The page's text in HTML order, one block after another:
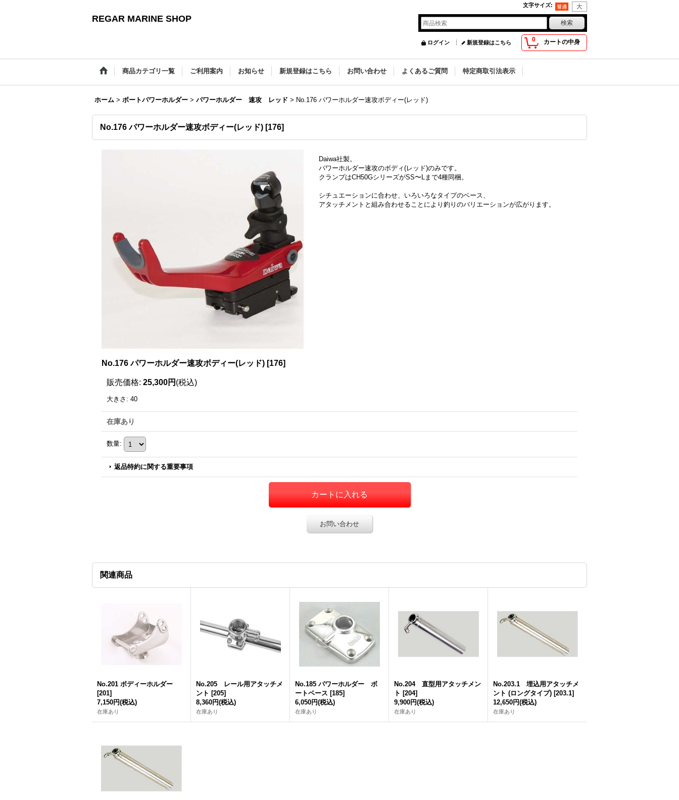
文字サイズ:
REGAR MARINE SHOP
0 カートの中身
ログイン 新規登録はこちら
商品カテゴリ一覧 ご利用案内 お知らせ 新規登録はこちら お問い合わせ よくあるご質問 特定商取引法表示
ホーム > ボートパワーホルダー > パワーホルダー 速攻 レッド > No.176 パワーホルダー速攻ボディー(レッド)
No.176 パワーホルダー速攻ボディー(レッド) [176]
Daiwa社製。
パワーホルダー速攻のボディ(レッド)のみです。
クランプはCH50GシリーズがSS〜Lまで4種同梱。
シチュエーションに合わせ、いろいろなタイプのベース、
アタッチメントと組み合わせることにより釣りのバリエーションが広がります。
No.176 パワーホルダー速攻ボディー(レッド) [176]
販売価格: 25,300円 (税込)
大きさ : 40
在庫あり
数量:
返品特約に関する重要事項
お問い合わせ
関連商品
No.201 ボディーホルダー
[201]
7,150円(税込)
在庫あり
No.205 レール用アタッチメ
ント [205]
8,360円(税込)
在庫あり
No.185 パワーホルダー ボ
ートベース [185]
6,050円(税込)
在庫あり
No.204 直型用アタッチメン
ト [204]
9,900円(税込)
在庫あり
No.203.1 埋込用アタッチメ
ント (ロングタイプ) [203.1]
12,650円(税込)
在庫あり